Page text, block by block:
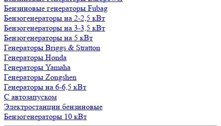
Бензиновые генераторы Fubag
Бензогенераторы на 2-2,5 кВт
Бензогенераторы на 3-3,5 кВт
Бензогенераторы на 5 кВт
Генераторы Briggs & Stratton
Генераторы Honda
Генераторы Yamaha
Генераторы Zongshen
Генераторы на 6-6,5 кВт
С автозапуском
Электростанции бензиновые
Бензогенераторы 10 кВт